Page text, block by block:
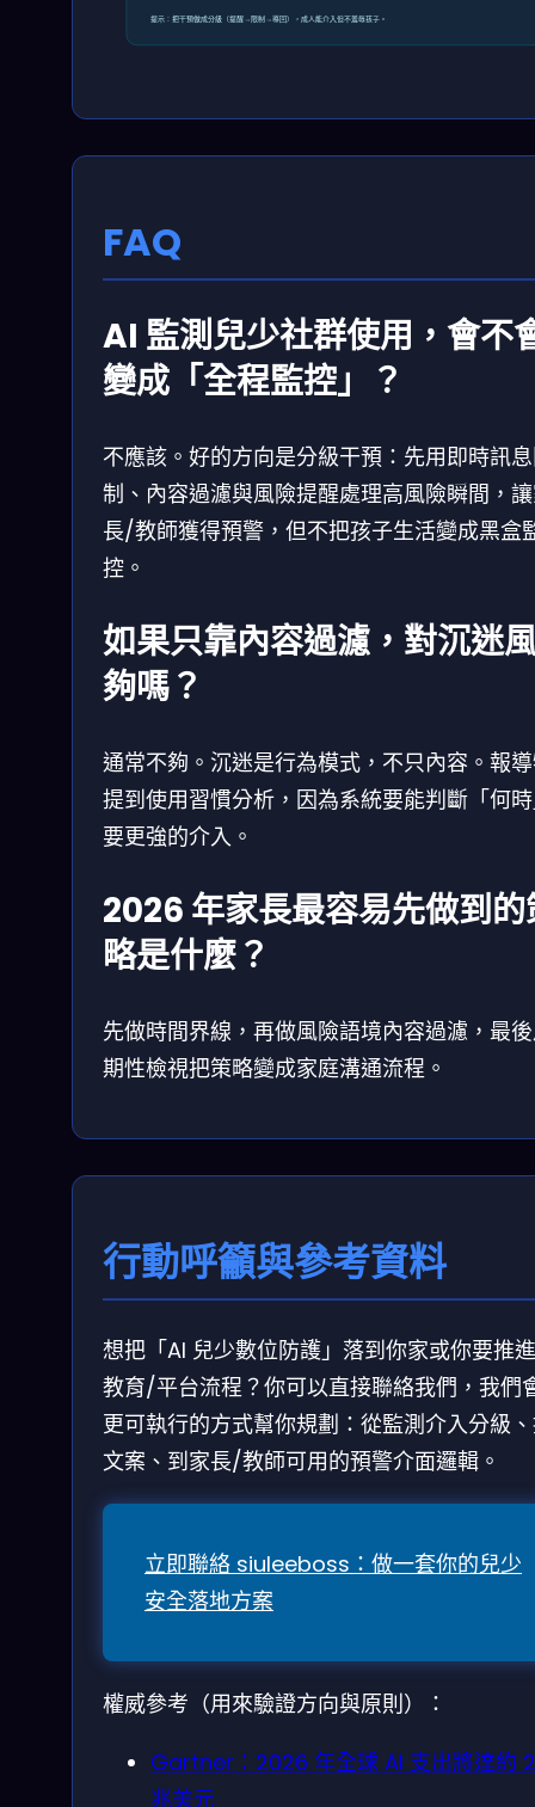
提示：把干預做成分級（提醒→限制→導回），成人能介入但不羞辱孩子。
FAQ
AI 監測兒少社群使用，會不
變成「全程監控」？
不應該。好的方向是分級干預：先用即時訊
制、內容過濾與風險提醒處理高風險瞬間，
長/教師獲得預警，但不把孩子生活變成黑盒
控。
如果只靠內容過濾，對沉迷
夠嗎？
通常不夠。沉迷是行為模式，不只內容。報
提到使用習慣分析，因為系統要能判斷「何
要更強的介入。
2026 年家長最容易先做到的
略是什麼？
先做時間界線，再做風險語境內容過濾，最
期性檢視把策略變成家庭溝通流程。
行動呼籲與參考資料
想把「AI 兒少數位防護」落到你家或你要推
教育/平台流程？你可以直接聯絡我們，我們
更可執行的方式幫你規劃：從監測介入分級
文案、到家長/教師可用的預警介面邏輯。
立即聯絡 siuleeboss：做一套你的兒少
安全落地方案
權威參考（用來驗證方向與原則）：
Gartner：2026 年全球 AI 支出將達約
兆美元